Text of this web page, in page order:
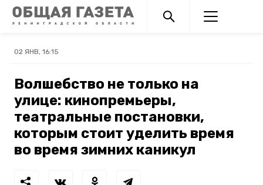
02 ЯНВ, 16:15
Волшебство не только на
улице: кинопремьеры,
театральные постановки,
которым стоит уделить время
во время зимних каникул